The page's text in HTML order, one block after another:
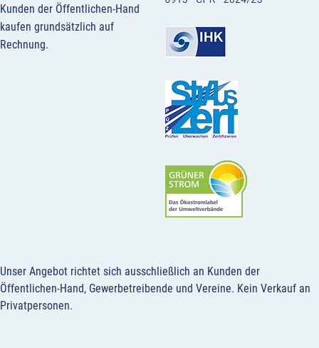
Kunden der Öffentlichen-Hand
kaufen grundsätzlich auf
Rechnung.
Unser Angebot richtet sich ausschließlich an Kunden der
Öffentlichen-Hand, Gewerbetreibende und Vereine. Kein Verkauf an
Privatpersonen.